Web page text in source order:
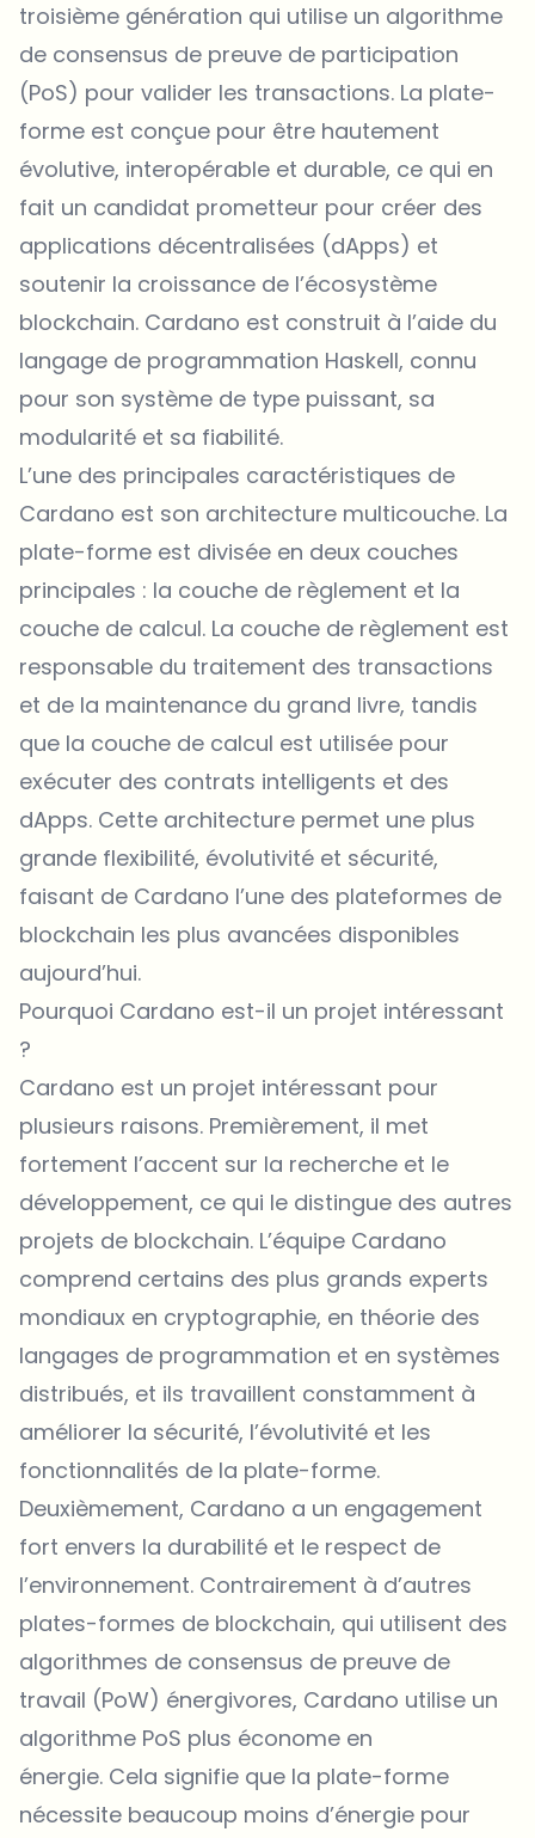
troisième génération qui utilise un algorithme
de consensus de preuve de participation
(PoS) pour valider les transactions. La plate-
forme est conçue pour être hautement
évolutive, interopérable et durable, ce qui en
fait un candidat prometteur pour créer des
applications décentralisées (dApps) et
soutenir la croissance de l’écosystème
blockchain. Cardano est construit à l’aide du
langage de programmation Haskell, connu
pour son système de type puissant, sa
modularité et sa fiabilité.
L’une des principales caractéristiques de
Cardano est son architecture multicouche. La
plate-forme est divisée en deux couches
principales : la couche de règlement et la
couche de calcul. La couche de règlement est
responsable du traitement des transactions
et de la maintenance du grand livre, tandis
que la couche de calcul est utilisée pour
exécuter des contrats intelligents et des
dApps. Cette architecture permet une plus
grande flexibilité, évolutivité et sécurité,
faisant de Cardano l’une des plateformes de
blockchain les plus avancées disponibles
aujourd’hui.
Pourquoi Cardano est-il un projet intéressant
?
Cardano est un projet intéressant pour
plusieurs raisons. Premièrement, il met
fortement l’accent sur la recherche et le
développement, ce qui le distingue des autres
projets de blockchain. L’équipe Cardano
comprend certains des plus grands experts
mondiaux en cryptographie, en théorie des
langages de programmation et en systèmes
distribués, et ils travaillent constamment à
améliorer la sécurité, l’évolutivité et les
fonctionnalités de la plate-forme.
Deuxièmement, Cardano a un engagement
fort envers la durabilité et le respect de
l’environnement. Contrairement à d’autres
plates-formes de blockchain, qui utilisent des
algorithmes de consensus de preuve de
travail (PoW) énergivores, Cardano utilise un
algorithme PoS plus économe en
énergie. Cela signifie que la plate-forme
nécessite beaucoup moins d’énergie pour